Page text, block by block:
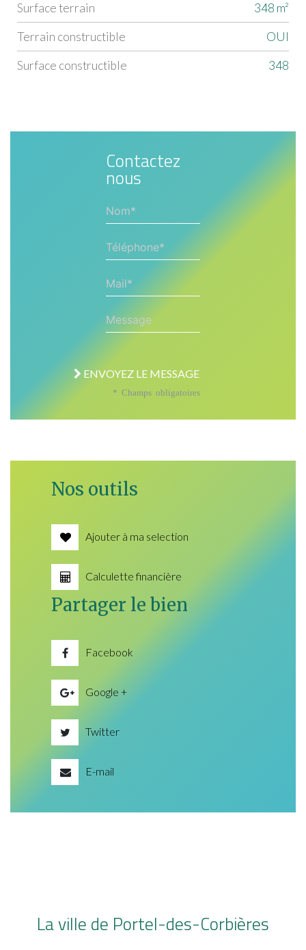
surface terrain
348 m²
Terrain constructible
OUI
Surface constructible
348
Contactez
nous
Nom*
Téléphone*
Mail*
Message
ENVOYEZ LE MESSAGE
* Champs obligatoires
Nos outils
Ajouter à ma selection
Calculette financière
Partager le bien
Facebook
Google +
Twitter
E-mail
La ville de Portel-des-Corbières